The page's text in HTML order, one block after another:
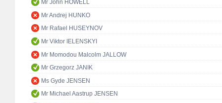
Mr John HOWELL
Mr Andrej HUNKO
Mr Rafael HUSEYNOV
Mr Viktor IELENSKYI
Mr Momodou Malcolm JALLOW
Mr Grzegorz JANIK
Ms Gyde JENSEN
Mr Michael Aastrup JENSEN